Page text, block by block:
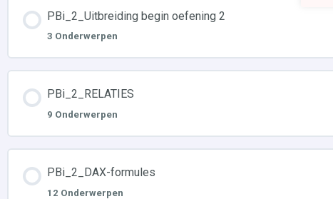
PBi_2_Uitbreiding begin oefening 2
3 Onderwerpen
PBi_2_RELATIES
9 Onderwerpen
PBi_2_DAX-formules
12 Onderwerpen